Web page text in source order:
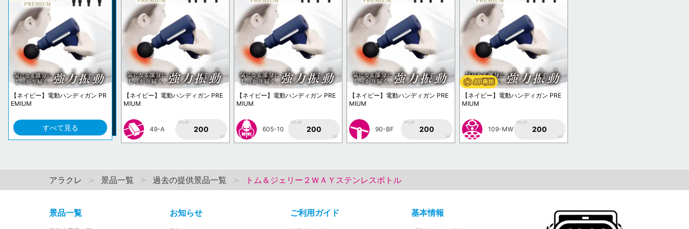
【ネイビー】電動ハンディガン PR
EMIUM
すべて見る
【ネイビー】電動ハンディガン PRE
MIUM
49-A
1PLAY
200
AP
【ネイビー】電動ハンディガン PRE
MIUM
605-10
1PLAY
200
AP
【ネイビー】電動ハンディガン PRE
MIUM
90-BF
1PLAY
200
AP
【ネイビー】電動ハンディガン PRE
MIUM
109-MW
1PLAY
200
AP
アラクレ 景品一覧 過去の提供景品一覧 トム＆ジェリー２ＷＡＹステンレスボトル
景品一覧 お知らせ ご利用ガイド 基本情報